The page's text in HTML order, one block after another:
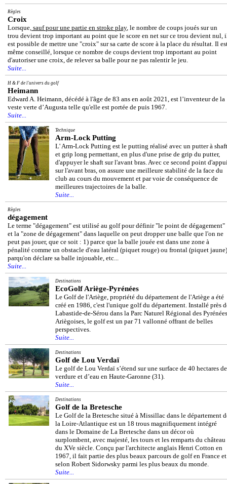
Règles
Croix
Lorsque, sauf pour une partie en stroke play, le nombre de coups joués sur un
trou devient trop important au point que le score en net sur ce trou devient nul,
est possible de mettre une "croix" sur sa carte de score à la place du résultat. Il
même conseillé, lorsque ce nombre de coups devient trop important au point
d'autoriser une croix, de relever sa balle pour ne pas ralentir le jeu.
Suite...
H & F de l'univers du golf
Heimann
Edward A. Heimann, décédé à l'âge de 83 ans en août 2021, est l’inventeur de la
veste verte d’Augusta telle qu'elle est portée de puis 1967.
Suite...
Technique
Arm-Lock Putting
L' Arm-Lock Putting est le putting réalisé avec un putter à shaft
et grip long permettant, en plus d'une prise de grip du putter,
d'appuyer le shaft sur l'avant bras. Avec ce second point
sur l'avant bras, on assure une meilleure stabilité de la face du
club au cours du mouvement et par voie de conséquence de
meilleures trajectoires de la balle.
Suite...
Règles
dégagement
Le terme "dégagement" est utilisé au golf pour définir "le point de dégagement"
et la "zone de dégagement" dans laquelle on peut dropper une balle que l'on ne
peut pas jouer, que ce soit : 1) parce que la balle jouée est dans une zone à
pénalité comme un obstacle d'eau latéral (piquet rouge) ou frontal (piquet
parqu'on déclare sa balle injouable, etc...
Suite...
Destinations
EcoGolf Ariège-Pyrénées
Le Golf de l'Ariège, propriété du département de l'Ariège a été
créé en 1986, c'est l'unique golf du département. Installé près
Labastide-de-Sérou dans la Parc Naturel Régional des Pyrénées
Ariègoises, le golf est un par 71 vallonné offrant de belles
perspectives.
Suite...
Destinations
Golf de Lou Verdaï
Le golf de Lou Verdaï s’étend sur une surface de 40 hectares de
verdure et d’eau en Haute-Garonne (31).
Suite...
Destinations
Golf de la Bretesche
Le Golf de la Bretesche situé à Missillac dans le département
la Loire-Atlantique est un 18 trous magnifiquement intégré
dans le Domaine de La Bretesche dans un décor où
surplombent, avec majesté, les tours et les remparts du château
du XVe siècle. Conçu par l'architecte anglais Henri Cotton en
1967, il fait partie des plus beaux parcours de golf en France et
selon Robert Sidorwsky parmi les plus beaux du monde.
Suite...